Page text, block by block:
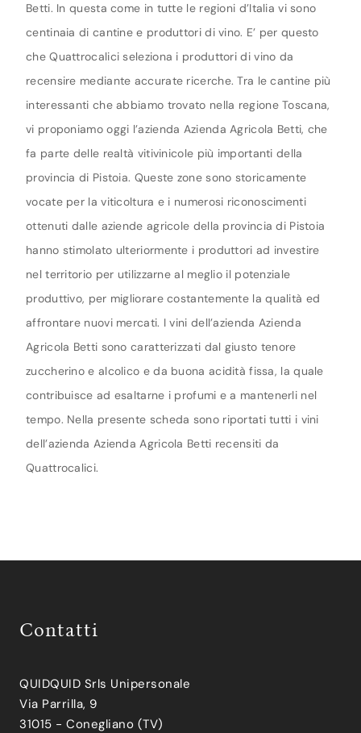
Betti. In questa come in tutte le regioni d’Italia vi sono
centinaia di cantine e produttori di vino. E’ per questo
che Quattrocalici seleziona i produttori di vino da
recensire mediante accurate ricerche. Tra le cantine più
interessanti che abbiamo trovato nella regione Toscana,
vi proponiamo oggi l’azienda Azienda Agricola Betti, che
fa parte delle realtà vitivinicole più importanti della
provincia di Pistoia. Queste zone sono storicamente
vocate per la viticoltura e i numerosi riconoscimenti
ottenuti dalle aziende agricole della provincia di Pistoia
hanno stimolato ulteriormente i produttori ad investire
nel territorio per utilizzarne al meglio il potenziale
produttivo, per migliorare costantemente la qualità ed
affrontare nuovi mercati. I vini dell’azienda Azienda
Agricola Betti sono caratterizzati dal giusto tenore
zuccherino e alcolico e da buona acidità fissa, la quale
contribuisce ad esaltarne i profumi e a mantenerli nel
tempo. Nella presente scheda sono riportati tutti i vini
dell’azienda Azienda Agricola Betti recensiti da
Quattrocalici.
Contatti
QUIDQUID Srls Unipersonale
Via Parrilla, 9
31015 - Conegliano (TV)